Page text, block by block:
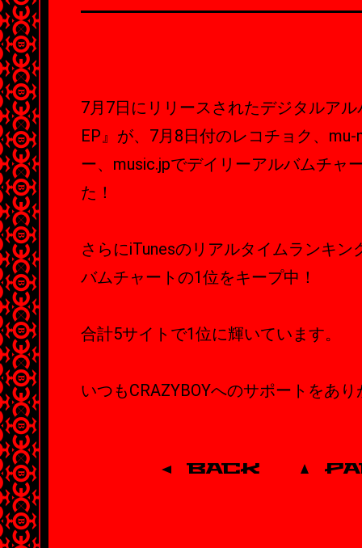
7月7日にリリースされたデジタルアル
EP』が、7月8日付のレコチョク、mu-
ー、music.jpでデイリーアルバムチャ
た！
さらにiTunesのリアルタイムランキン
バムチャートの1位をキープ中！
合計5サイトで1位に輝いています。
いつもCRAZYBOYへのサポートをあ
BACK